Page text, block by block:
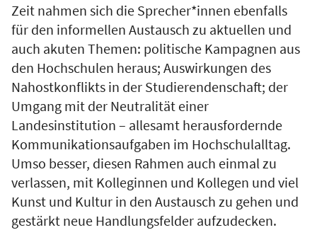
Zeit nahmen sich die Sprecher*innen ebenfalls
für den informellen Austausch zu aktuellen und
auch akuten Themen: politische Kampagnen aus
den Hochschulen heraus; Auswirkungen des
Nahostkonflikts in der Studierendenschaft; der
Umgang mit der Neutralität einer
Landesinstitution – allesamt herausfordernde
Kommunikationsaufgaben im Hochschulalltag.
Umso besser, diesen Rahmen auch einmal zu
verlassen, mit Kolleginnen und Kollegen und viel
Kunst und Kultur in den Austausch zu gehen und
gestärkt neue Handlungsfelder aufzudecken.